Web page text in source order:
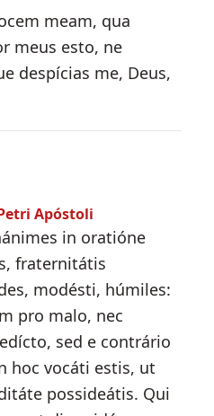
meam, qua
meus esto, ne
despícias me, Deus,
Apóstoli
in oratióne
fraternitátis
modésti, húmiles:
pro malo, nec
sed e contrário
hoc vocáti estis, ut
possideátis. Qui